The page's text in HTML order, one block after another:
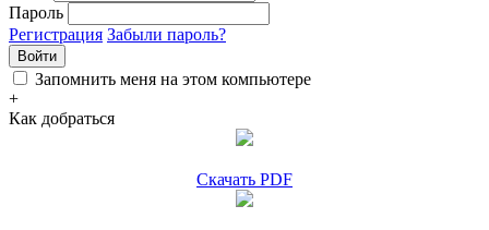
Пароль
Регистрация Забыли пароль?
Войти
Запомнить меня на этом компьютере
+
Как добраться
Скачать PDF